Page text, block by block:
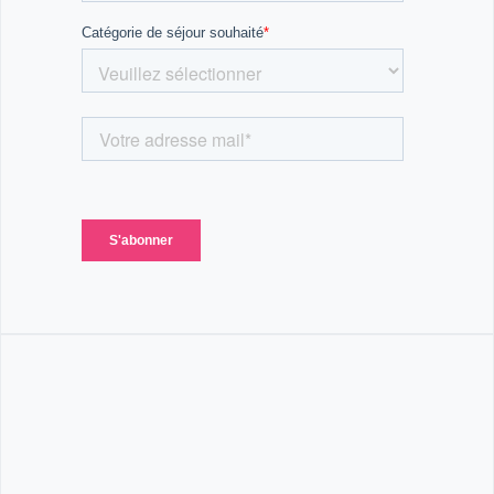
sur Corte Balade la longue du Tavignan pour aller
déjeuner près d’une piscine naturelle.
Après le repas on remonte la rivière pour découvrir
un des plus beaux endroits de la rivière.
Retour vers 15h à Corte et temps libre pendant 1h
Arrivée dans un petit village au pied du Mont Cinto et
installation des tentes pour quatre nuits.